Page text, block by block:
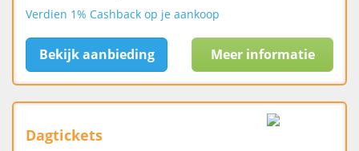
Verdien 1% Cashback op je aankoop
Bekijk aanbieding Meer informatie
Dagtickets